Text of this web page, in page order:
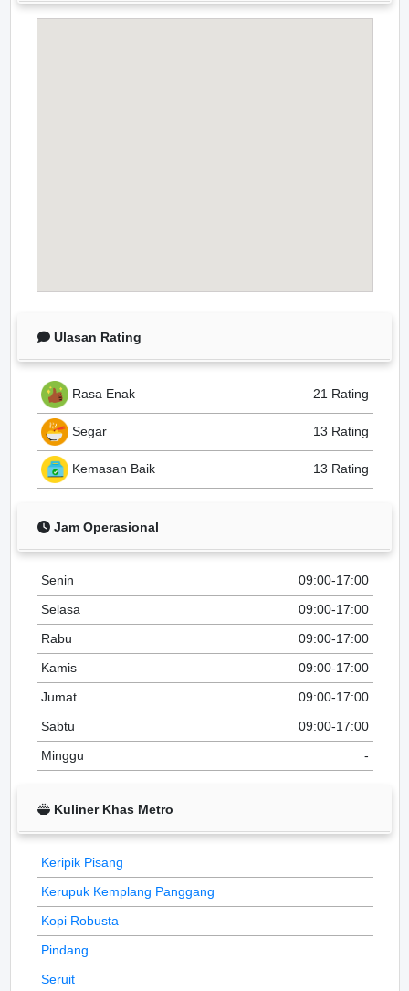
Ulasan Rating
Rasa Enak 21 Rating
Segar 13 Rating
Kemasan Baik 13 Rating
Jam Operasional
Senin
09:00-17:00
Selasa
09:00-17:00
Rabu
09:00-17:00
Kamis
09:00-17:00
Jumat
09:00-17:00
Sabtu
09:00-17:00
Minggu
-
Kuliner Khas Metro
Keripik Pisang
Kerupuk Kemplang Panggang
Kopi Robusta
Pindang
Seruit